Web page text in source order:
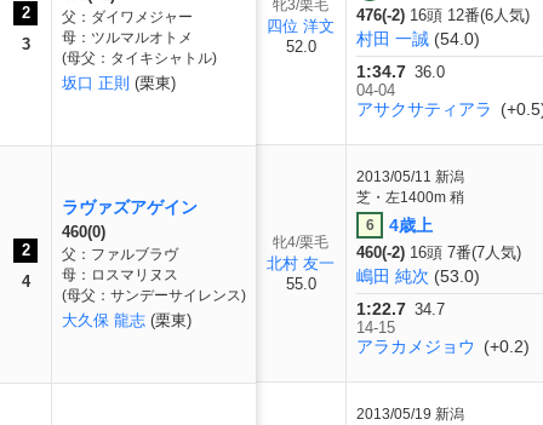
2
3
父：ダイワメジャー
母：ツルマルオトメ
(母父：タイキシャトル)
坂口 正則 (栗東)
2
4
ラヴァズアゲイン
460(0)
父：ファルブラヴ
母：ロスマリヌス
(母父：サンデーサイレンス)
大久保 龍志 (栗東)
牝3/栗毛
四位 洋文
52.0
476(-2) 16頭 12番(6人気)
村田 一誠 (54.0)
1:34.7 36.0
04-04
アサクサティアラ
牝4/栗毛
北村 友一
55.0
2013/05/11 新潟
芝・左1400m 稍
6
4歳上
460(-2) 16頭 7番(7人気)
嶋田 純次 (53.0)
1:22.7 34.7
14-15
アラカメジョウ (+0.2)
2013/05/19 新潟